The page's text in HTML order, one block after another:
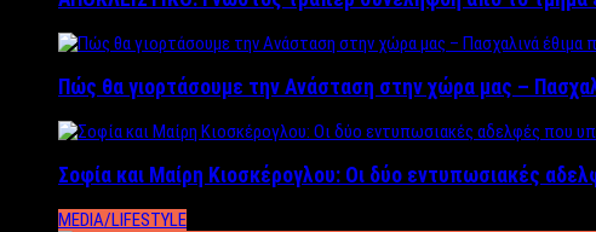
Πώς θα γιορτάσουμε την Ανάσταση στην χώρα μας –
Σοφία και Μαίρη Κιοσκέρογλου: Οι δύο εντυπωσιακές
MEDIA/LIFESTYLE